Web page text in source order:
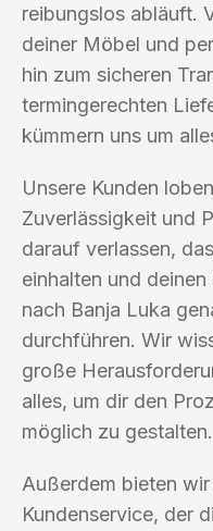
reibungslos abläuft.
deiner Möbel und
hin zum sicheren
termingerechten
kümmern uns um
Unsere Kunden
Zuverlässigkeit und
darauf verlassen,
einhalten und
nach Banja Luka
durchführen. Wir
große
alles, um dir den
möglich zu gestalten.
Außerdem bieten
Kundenservice, der